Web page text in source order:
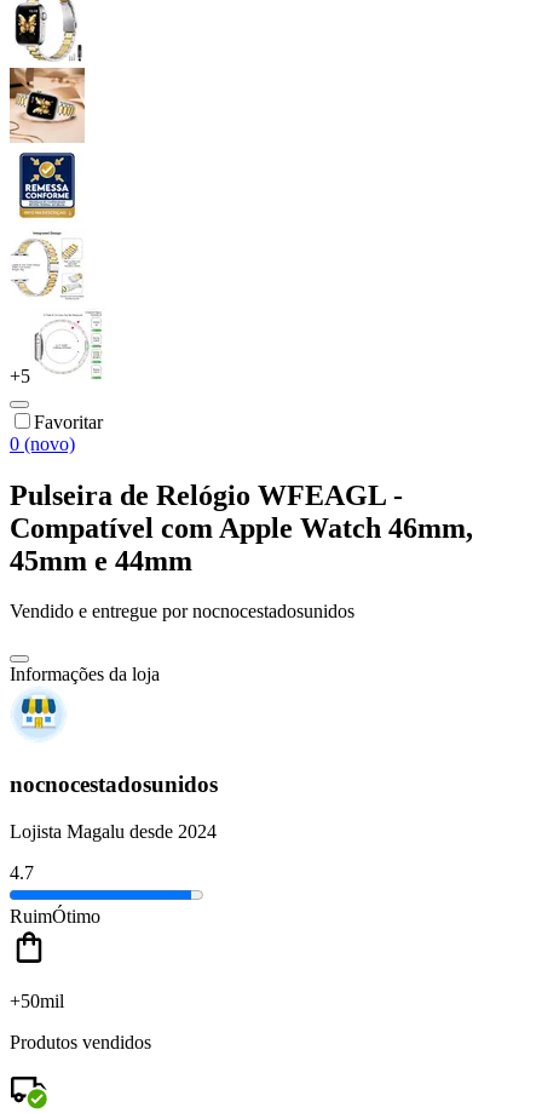
+5
Favoritar
0 (novo)
Pulseira de Relógio WFEAGL -
Compatível com Apple Watch 46mm,
45mm e 44mm
Vendido e entregue por nocnocestadosunidos
Informações da loja
nocnocestadosunidos
Lojista Magalu desde 2024
4.7
RuimÓtimo
+50mil
Produtos vendidos